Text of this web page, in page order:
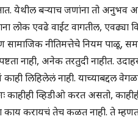
येथील बऱ्याच जणांना तो अनुभव
लोक एवढे वाईट वागतील, एवढ्या
नीतिमत्तेचे नियम पाळू,
नाही, अनेक तरतुदी नाहीत.
लिहिलेलं नाही. याच्याबद्दल
व्हिडीओ करत असतो, काहीही
करायचं तेच कळत नाही. ते